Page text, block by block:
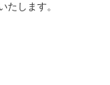
します。